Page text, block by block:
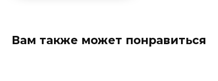
Вам также может понравиться